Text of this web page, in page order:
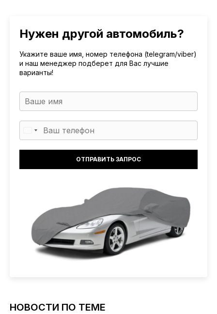
Нужен другой автомобиль?
Укажите ваше имя, номер телефона (telegram/viber)
и наш менеджер подберет для Вас лучшие
варианты!
НОВОСТИ ПО ТЕМЕ